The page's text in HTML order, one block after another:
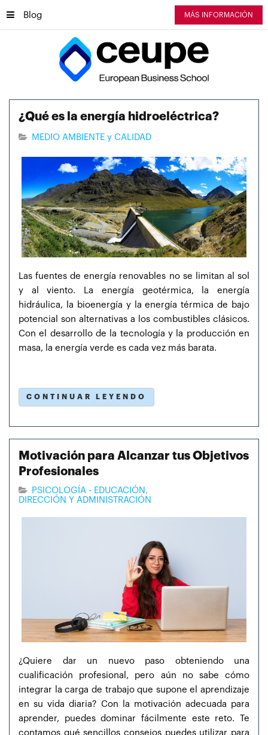
Blog MÁS INFORMACIÓN
¿Qué es la energía hidroeléctrica?
MEDIO AMBIENTE y CALIDAD
Las fuentes de energía renovables no se limitan al sol
y al viento. La energía geotérmica, la energía
hidráulica, la bioenergía y la energía térmica de bajo
potencial son alternativas a los combustibles clásicos.
Con el desarrollo de la tecnología y la producción en
masa, la energía verde es cada vez más barata.
CONTINUAR LEYENDO
Motivación para Alcanzar tus Objetivos
Profesionales
PSICOLOGÍA - EDUCACIÓN
DIRECCIÓN Y ADMINISTRACIÓN
¿Quiere dar un nuevo paso obteniendo una
cualificación profesional, pero aún no sabe cómo
integrar la carga de trabajo que supone el aprendizaje
en su vida diaria? Con la motivación adecuada para
aprender, puedes dominar fácilmente este reto. Te
contamos qué sencillos consejos puedes utilizar para